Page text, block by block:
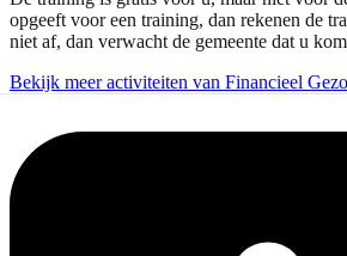
opgeeft voor een training, dan rekenen de
niet af, dan verwacht de gemeente dat u
Bekijk meer activiteiten van Financieel